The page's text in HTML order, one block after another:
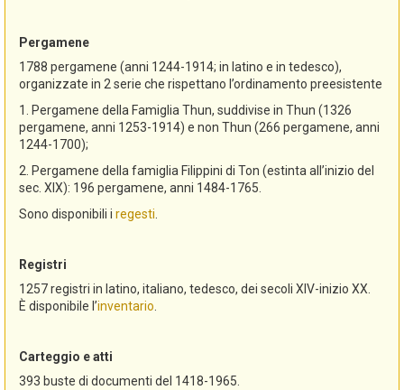
Pergamene
1788 pergamene (anni 1244-1914; in latino e in tedesco),
organizzate in 2 serie che rispettano l’ordinamento preesistente
1. Pergamene della Famiglia Thun, suddivise in Thun (1326
pergamene, anni 1253-1914) e non Thun (266 pergamene, anni
1244-1700);
2. Pergamene della famiglia Filippini di Ton (estinta all’inizio del
sec. XIX): 196 pergamene, anni 1484-1765.
Sono disponibili i regesti
Registri
1257 registri in latino, italiano, tedesco, dei secoli XIV-inizio XX.
È disponibile l’inventario
Carteggio e atti
393 buste di documenti del 1418-1965.